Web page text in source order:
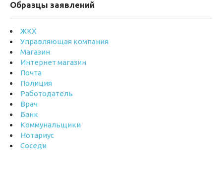
Образцы заявлений
ЖКХ
Управляющая компания
Магазин
Интернет магазин
Почта
Полиция
Работодатель
Врач
Банк
Коммунальщики
Нотариус
Соседи